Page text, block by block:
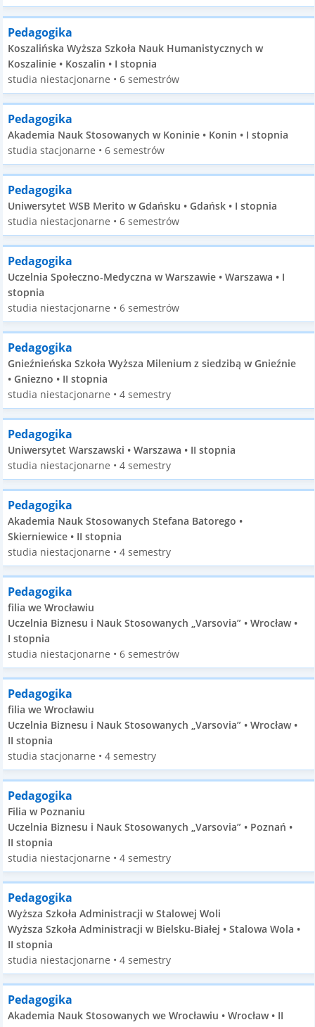
Pedagogika
Koszalińska Wyższa Szkoła Nauk Humanistycznych w
Koszalinie • Koszalin • I stopnia
studia niestacjonarne • 6 semestrów
Pedagogika
Akademia Nauk Stosowanych w Koninie • Konin • I stopnia
studia stacjonarne • 6 semestrów
Pedagogika
Uniwersytet WSB Merito w Gdańsku • Gdańsk • I stopnia
studia niestacjonarne • 6 semestrów
Pedagogika
Uczelnia Społeczno-Medyczna w Warszawie • Warszawa • I
stopnia
studia niestacjonarne • 6 semestrów
Pedagogika
Gnieźnieńska Szkoła Wyższa Milenium z siedzibą w Gnieźnie
• Gniezno • II stopnia
studia niestacjonarne • 4 semestry
Pedagogika
Uniwersytet Warszawski • Warszawa • II stopnia
studia niestacjonarne • 4 semestry
Pedagogika
Akademia Nauk Stosowanych Stefana Batorego •
Skierniewice • II stopnia
studia niestacjonarne • 4 semestry
Pedagogika
filia we Wrocławiu
Uczelnia Biznesu i Nauk Stosowanych „Varsovia” • Wrocław •
I stopnia
studia niestacjonarne • 6 semestrów
Pedagogika
filia we Wrocławiu
Uczelnia Biznesu i Nauk Stosowanych „Varsovia” • Wrocław •
II stopnia
studia stacjonarne • 4 semestry
Pedagogika
Filia w Poznaniu
Uczelnia Biznesu i Nauk Stosowanych „Varsovia” • Poznań •
II stopnia
studia niestacjonarne • 4 semestry
Pedagogika
Wyższa Szkoła Administracji w Stalowej Woli
Wyższa Szkoła Administracji w Bielsku-Białej • Stalowa Wola •
II stopnia
studia niestacjonarne • 4 semestry
Pedagogika
Akademia Nauk Stosowanych we Wrocławiu • Wrocław • II